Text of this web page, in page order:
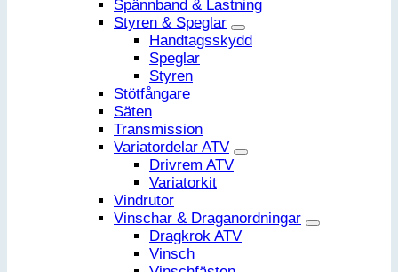
Spännband & Lastning
Styren & Speglar
Handtagsskydd
Speglar
Styren
Stötfångare
Säten
Transmission
Variatordelar ATV
Drivrem ATV
Variatorkit
Vindrutor
Vinschar & Draganordningar
Dragkrok ATV
Vinsch